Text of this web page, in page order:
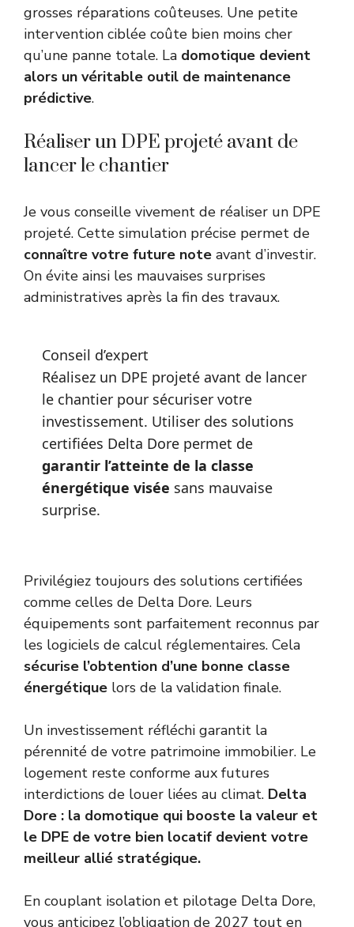
grosses réparations coûteuses. Une petite
intervention ciblée coûte bien moins cher
qu’une panne totale. La domotique devient
alors un véritable outil de maintenance
prédictive.
Réaliser un DPE projeté avant de
lancer le chantier
Je vous conseille vivement de réaliser un DPE
projeté. Cette simulation précise permet de
connaître votre future note avant d’investir.
On évite ainsi les mauvaises surprises
administratives après la fin des travaux.
Conseil d’expert
Réalisez un DPE projeté avant de lancer
le chantier pour sécuriser votre
investissement. Utiliser des solutions
certifiées Delta Dore permet de
garantir l’atteinte de la classe
énergétique visée sans mauvaise
surprise.
Privilégiez toujours des solutions certifiées
comme celles de Delta Dore. Leurs
équipements sont parfaitement reconnus par
les logiciels de calcul réglementaires. Cela
sécurise l’obtention d’une bonne classe
énergétique lors de la validation finale.
Un investissement réfléchi garantit la
pérennité de votre patrimoine immobilier. Le
logement reste conforme aux futures
interdictions de louer liées au climat. Delta
Dore : la domotique qui booste la valeur et
le DPE de votre bien locatif devient votre
meilleur allié stratégique.
En couplant isolation et pilotage Delta Dore,
vous anticipez l’obligation de 2027 tout en